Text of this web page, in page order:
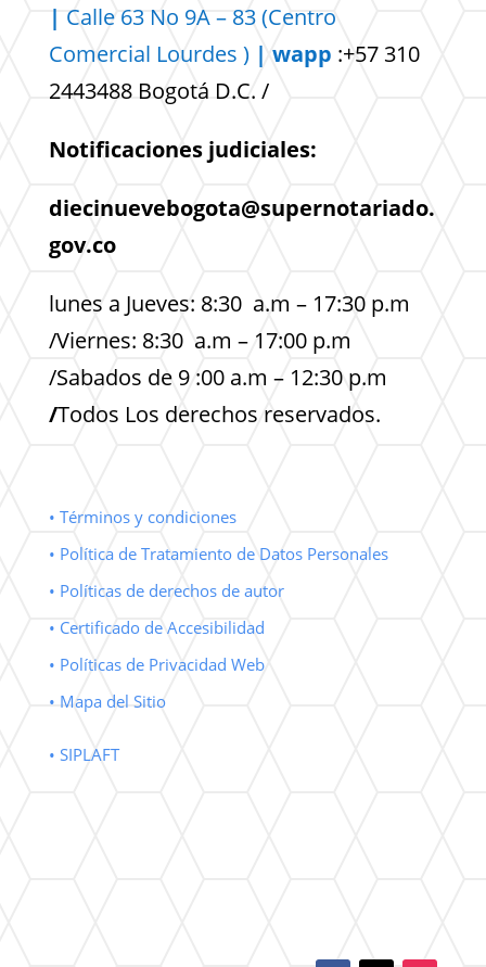
| Calle 63 No 9A – 83 (Centro
Comercial Lourdes ) | wapp :+57 310
2443488 Bogotá D.C. /
Notificaciones judiciales:
diecinuevebogota@supernotariado.
gov.co
lunes a Jueves: 8:30 a.m – 17:30 p.m
/Viernes: 8:30 a.m – 17:00 p.m
/Sabados de 9 :00 a.m – 12:30 p.m
/Todos Los derechos reservados.
• Términos y condiciones
• Política de Tratamiento de Datos Personales
• Políticas de derechos de autor
• Certificado de Accesibilidad
• Políticas de Privacidad Web
• Mapa del Sitio
• SIPLAFT